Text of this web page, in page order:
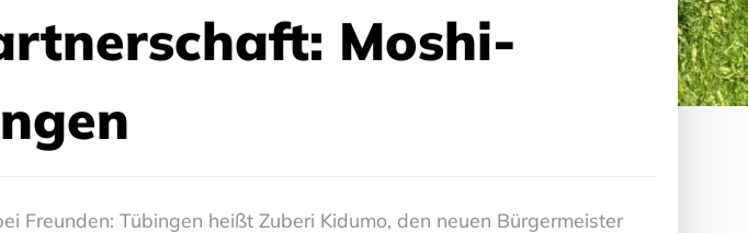
Moshi-
Freunden: Tübingen heißt Zuberi Kidumo, den neuen Bürgermeister